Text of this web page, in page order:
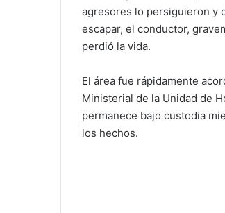
agresores lo persiguieron y
escapar, el conductor,
perdió la vida.
El área fue rápidamente
Ministerial de la Unidad de
permanece bajo custodia
los hechos.